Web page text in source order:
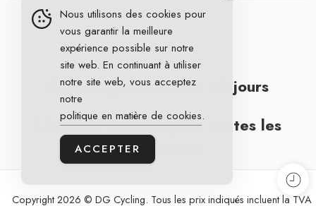
Retours gratuits sous 30 jours
Livraison gratuite pour toutes les
commandes
Copyright 2026 © DG Cycling. Tous les prix indiqués incluent la TVA
Nous utilisons des cookies pour
vous garantir la meilleure
expérience possible sur notre
site web. En continuant à utiliser
notre site web, vous acceptez
notre
politique en matière de cookies.
ACCEPTER